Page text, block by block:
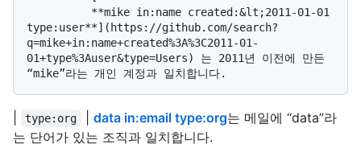
type:user**](https://github.com/search?
q=mike+in:name+created%3A%3C2011-01-
01+type%3Auser&type=Users) 는 2011년 이전에 만든
type:org data in:email type:org는 메일에 “data”라
는 단어가 있는 조직과 일치합니다.